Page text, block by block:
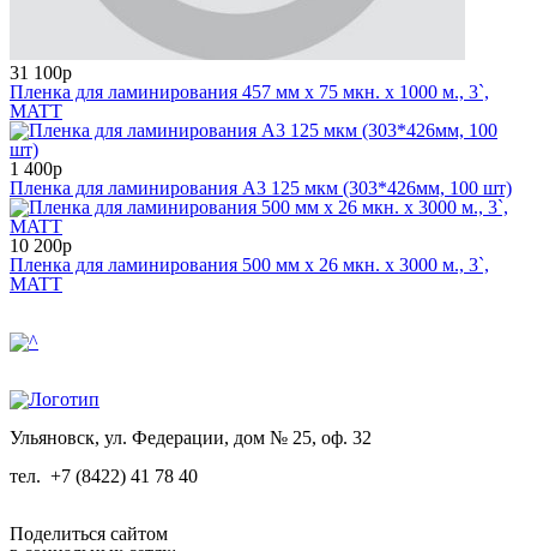
31 100р
Пленка для ламинирования 457 мм x 75 мкн. x 1000 м., 3`,
MATT
1 400р
Пленка для ламинирования А3 125 мкм (303*426мм, 100 шт)
10 200р
Пленка для ламинирования 500 мм x 26 мкн. x 3000 м., 3`,
MATT
Ульяновск, ул. Федерации, дом № 25, оф. 32
тел. +7 (8422) 41 78 40
Поделиться сайтом